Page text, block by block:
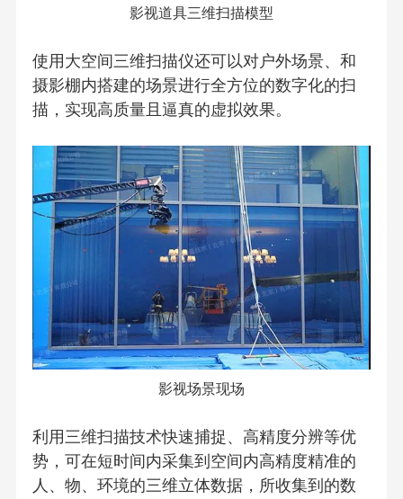
影视道具三维扫描模型
使用大空间三维扫描仪还可以对户外场景、和
摄影棚内搭建的场景进行全方位的数字化的扫
描，实现高质量且逼真的虚拟效果。
影视场景现场
利用三维扫描技术快速捕捉、高精度分辨等优
势，可在短时间内采集到空间内高精度精准的
人、物、环境的三维立体数据，所收集到的数